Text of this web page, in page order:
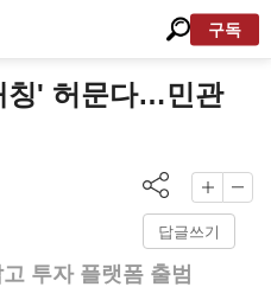
구독
칭' 허문다…민관
답글쓰기
투자 플랫폼 출범